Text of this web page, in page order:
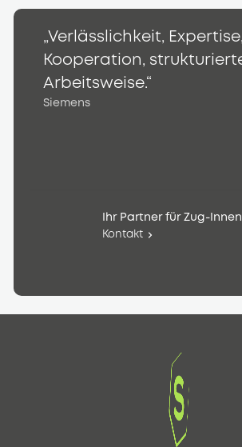
„Verlässlichkeit,
Kooperation,
Arbeitsweise.“
Siemens
Ihr Partner für Zug-
Kontakt